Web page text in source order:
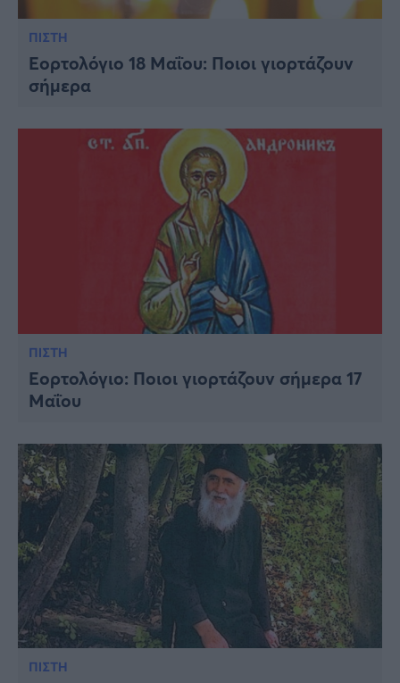
ΠΙΣΤΗ
Εορτολόγιο 18 Μαΐου: Ποιοι γιορτάζουν
σήμερα
ΠΙΣΤΗ
Εορτολόγιο: Ποιοι γιορτάζουν σήμερα 17
Μαΐου
ΠΙΣΤΗ